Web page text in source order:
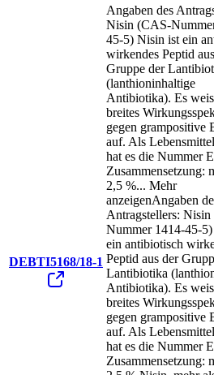
DEBTI5168/18-1
Angaben des
Nisin (CAS-
45-5) Nisin ist ein
wirkendes Peptid
Gruppe der
(lanthioninhaltige
Antibiotika). Es
breites
gegen grampositive
auf. Als
hat es die Nummer
Zusammensetzung:
2,5 %... Mehr
anzeigenAngaben
Antragstellers:
Nummer 1414-45-
ein antibiotisch
Peptid aus der
Lantibiotika
Antibiotika). Es
breites
gegen grampositive
auf. Als
hat es die Nummer
Zusammensetzung: